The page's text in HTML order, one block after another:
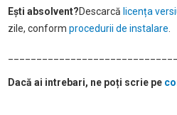
Ești absolvent?Descarcă licența
zile, conform procedurii de instalare
Dacă ai intrebari, ne poți scrie pe